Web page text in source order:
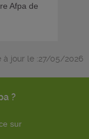
Afpa de
à jour le :27/05/2026
?
sur